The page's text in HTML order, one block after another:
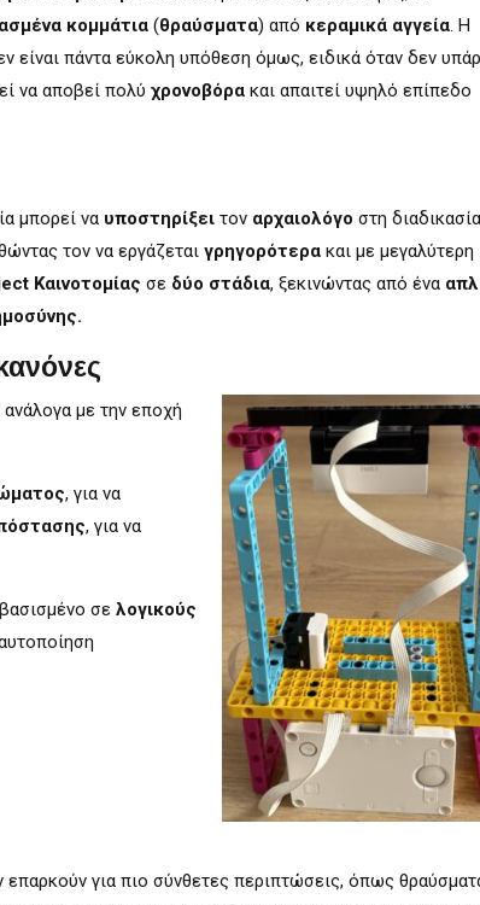
κομμάτια (θραύσματα) από κεραμικά αγγεία. Η
είναι πάντα εύκολη υπόθεση όμως, ειδικά όταν δεν
να αποβεί πολύ χρονοβόρα και απαιτεί υψηλό επίπεδο
μπορεί να υποστηρίξει τον αρχαιολόγο στη
τον να εργάζεται γρηγορότερα και με μεγαλύτερη
Καινοτομίας σε δύο στάδια, ξεκινώντας από ένα
ανάλογα με την εποχή
, για να
, για να
βασισμένο σε λογικούς
επαρκούν για πιο σύνθετες περιπτώσεις, όπως